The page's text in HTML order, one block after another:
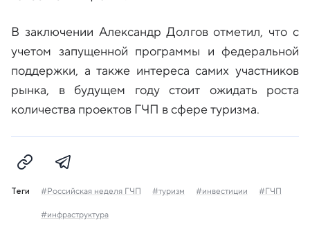
В заключении Александр Долгов отметил, что с
учетом запущенной программы и федеральной
поддержки, а также интереса самих участников
рынка, в будущем году стоит ожидать роста
количества проектов ГЧП в сфере туризма.
Теги #Российская неделя ГЧП #туризм #инвестиции #ГЧП
#инфраструктура